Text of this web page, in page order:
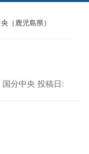
（鹿児島県）
分中央 投稿日: